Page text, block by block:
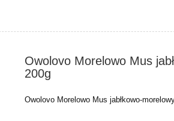
Owolovo Morelowo Mus
200g
Owolovo Morelowo Mus jabłkowo-